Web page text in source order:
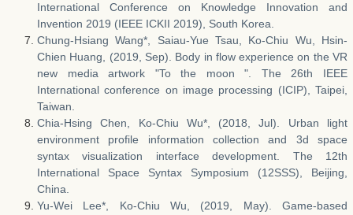
International Conference on Knowledge Innovation and
Invention 2019 (IEEE ICKII 2019), South Korea.
Chung-Hsiang Wang*, Saiau-Yue Tsau, Ko-Chiu Wu, Hsin-
Chien Huang, (2019, Sep). Body in flow experience on the VR
new media artwork "To the moon ". The 26th IEEE
International conference on image processing (ICIP), Taipei,
Taiwan.
Chia-Hsing Chen, Ko-Chiu Wu*, (2018, Jul). Urban light
environment profile information collection and 3d space
syntax visualization interface development. The 12th
International Space Syntax Symposium (12SSS), Beijing,
China.
Yu-Wei Lee*, Ko-Chiu Wu, (2019, May). Game-based